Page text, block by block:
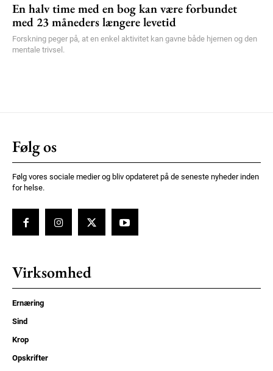
En halv time med en bog kan være forbundet
med 23 måneders længere levetid
Forskning peger på, at en enkel aktivitet kan gavne både hjernen og den
mentale trivsel.
Følg os
Følg vores sociale medier og bliv opdateret på de seneste nyheder inden
for helse.
Virksomhed
Ernæring
Sind
Krop
Opskrifter